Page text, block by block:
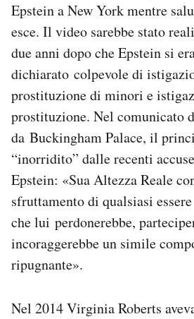
Epstein a New York mentre
esce. Il video sarebbe stato
due anni dopo che Epstein si
dichiarato colpevole di
prostituzione di minori e
prostituzione. Nel comunicato
da Buckingham Palace, il
“inorridito” dalle recenti
Epstein: «Sua Altezza Reale
sfruttamento di qualsiasi
che lui perdonerebbe,
incoraggerebbe un simile
ripugnante».
Nel 2014 Virginia Roberts